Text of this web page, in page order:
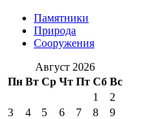
Памятники
Природа
Сооружения
Август 2026
Пн Вт Ср Чт Пт Сб Вс
1
2
3
4 5 6 7 8
9